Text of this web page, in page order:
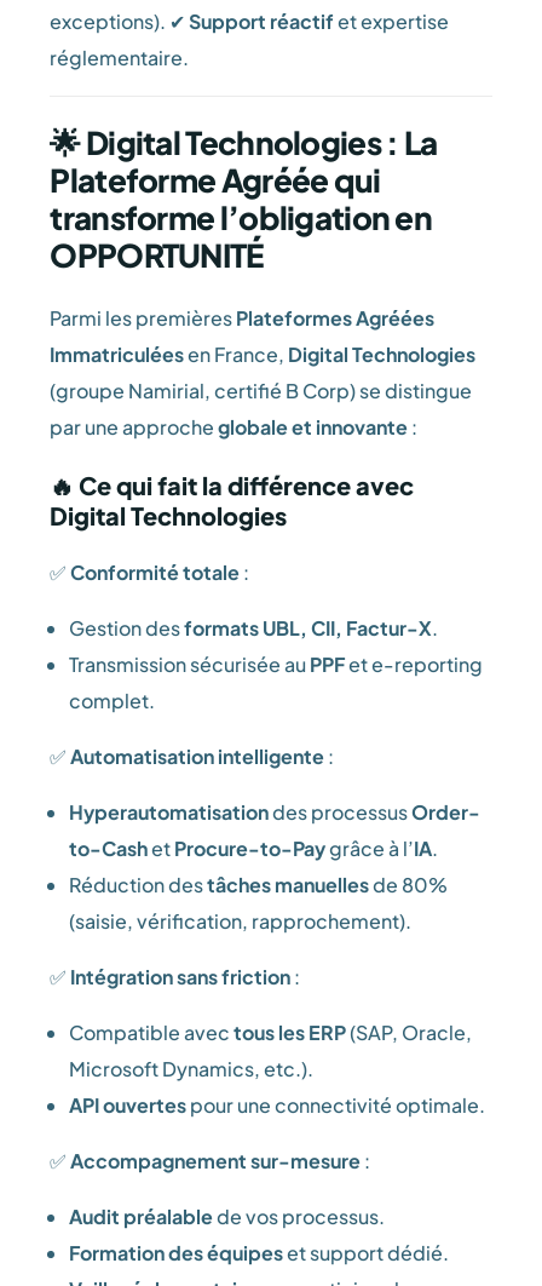
exceptions). ✔Support réactifet expertise
réglementaire.
🌟 Digital Technologies : La
Plateforme Agréée qui
transforme l’obligation en
OPPORTUNITÉ
Parmi les premièresPlateformes Agréées
Immatriculéesen France, Digital Technologies
(groupe Namirial, certifié B Corp) se distingue
par une approcheglobale et innovante:
🔥 Ce qui fait la différence avec
Digital Technologies
✅Conformité totale:
Gestion desformats UBL, CII, Factur-X.
Transmission sécurisée auPPFet e-reporting
complet.
✅Automatisation intelligente:
Hyperautomatisationdes processusOrder-
to-CashetProcure-to-Paygrâce à l’IA.
Réduction destâches manuellesde 80%
(saisie, vérification, rapprochement).
✅ Intégration sans friction:
Compatible avectous les ERP(SAP, Oracle,
Microsoft Dynamics, etc.).
API ouvertespour une connectivité optimale.
✅Accompagnement sur-mesure:
Audit préalablede vos processus.
Formation des équipeset support dédié.